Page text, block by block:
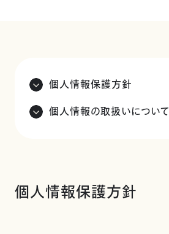
個人情報保護方針
個人情報の取扱いについて
個人情報保護方針